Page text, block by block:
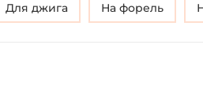
Для джига на форель